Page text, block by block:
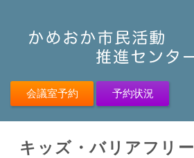
会議室予約 予約状況
キッズ・バリアフリー